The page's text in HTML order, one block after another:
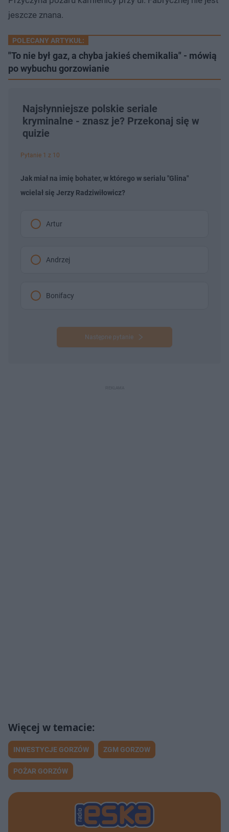
jeszcze znana.
POLECANY ARTYKUŁ:
"To nie był gaz, a chyba jakieś chemikalia" - mówią
po wybuchu gorzowianie
Najsłynniejsze polskie seriale
kryminalne - znasz je? Przekonaj się w
quizie
Pytanie 1 z 10
Jak miał na imię bohater, w którego w serialu "Glina"
wcielał się Jerzy Radziwiłowicz?
Artur
Andrzej
Bonifacy
Następne pytanie
INWESTYCJE GORZÓW ZGM GORZOW
POŻAR GORZÓW